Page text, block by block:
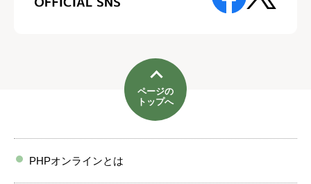
ページの
トップへ
PHPオンラインとは